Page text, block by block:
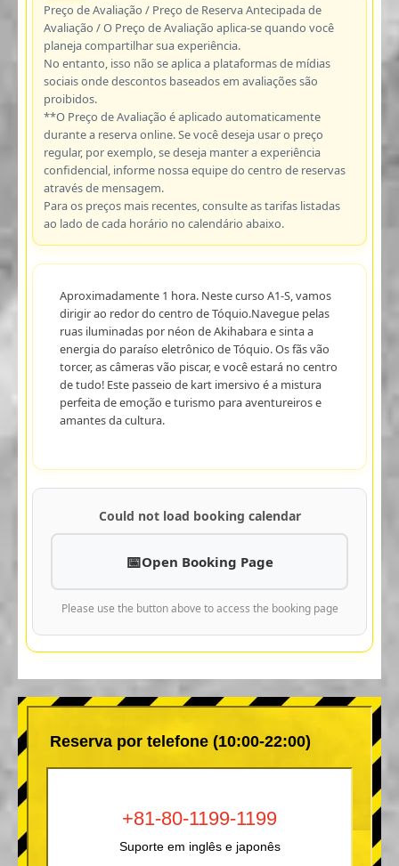
Preço de Avaliação / Preço de Reserva Antecipada de
Avaliação / O Preço de Avaliação aplica-se quando você
planeja compartilhar sua experiência.
No entanto, isso não se aplica a plataformas de mídias
sociais onde descontos baseados em avaliações são
proibidos.
**O Preço de Avaliação é aplicado automaticamente
durante a reserva online. Se você deseja usar o preço
regular, por exemplo, se deseja manter a experiência
confidencial, informe nossa equipe do centro de reservas
através de mensagem.
Para os preços mais recentes, consulte as tarifas listadas
ao lado de cada horário no calendário abaixo.
Aproximadamente 1 hora. Neste curso A1-S, vamos
dirigir ao redor do centro de Tóquio.Navegue pelas
ruas iluminadas por néon de Akihabara e sinta a
energia do paraíso eletrônico de Tóquio. Os fãs vão
torcer, as câmeras vão piscar, e você estará no centro
de tudo! Este passeio de kart imersivo é a mistura
perfeita de emoção e turismo para aventureiros e
amantes da cultura.
Could not load booking calendar
Open Booking Page
Please use the button above to access the booking page
Reserva por telefone (10:00-22:00)
+81-80-1199-1199
Suporte em inglês e japonês